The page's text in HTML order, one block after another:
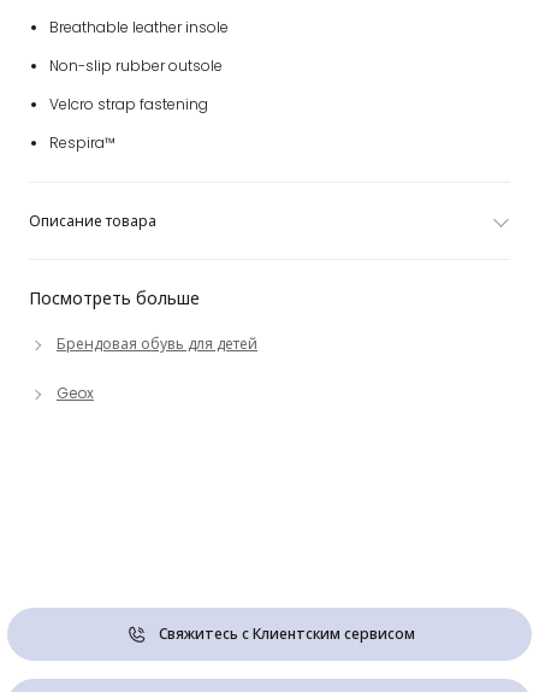
Посмотреть больше
Брендовая обувь для детей
Geox
Breathable leather insole
Non-slip rubber outsole
Velcro strap fastening
Respira™
Описание товара
Свяжитесь с Клиентским сервисом